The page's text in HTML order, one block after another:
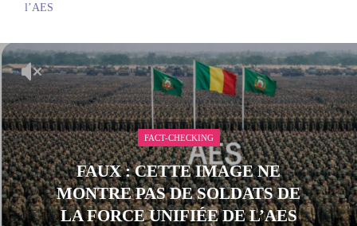
l’AES
FACT-CHECKING
FAUX : CETTE IMAGE NE
MONTRE PAS DE SOLDATS DE
LA FORCE UNIFIÉE DE L’AES